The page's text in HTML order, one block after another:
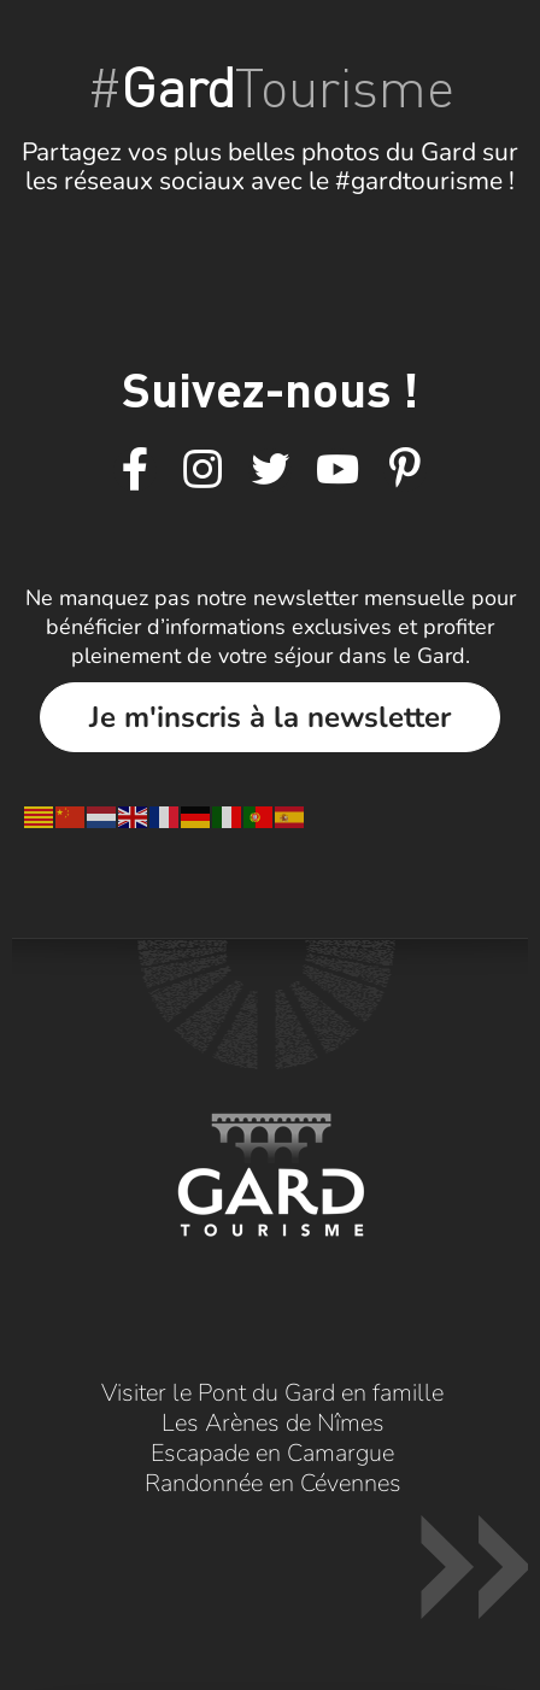
#GardTourisme
Partagez vos plus belles photos du Gard sur
les réseaux sociaux avec le #gardtourisme !
Suivez-nous !
Ne manquez pas notre newsletter mensuelle pour
bénéficier d’informations exclusives et profiter
pleinement de votre séjour dans le Gard.
Je m'inscris à la newsletter
Visiter le Pont du Gard en famille
Les Arènes de Nîmes
Escapade en Camargue
Randonnée en Cévennes